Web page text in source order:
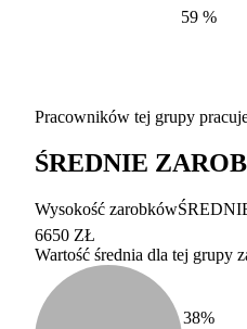
59 %
Pracowników tej grupy
ŚREDNIE
Wysokość zarobków
6650 ZŁ
Wartość średnia dla tej grupy
38%